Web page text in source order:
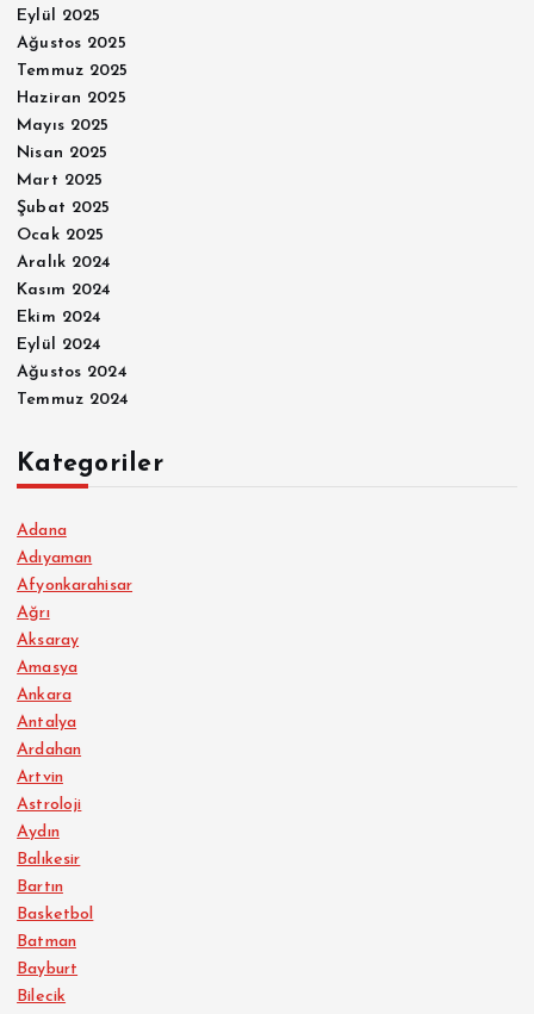
Eylül 2025
Ağustos 2025
Temmuz 2025
Haziran 2025
Mayıs 2025
Nisan 2025
Mart 2025
Şubat 2025
Ocak 2025
Aralık 2024
Kasım 2024
Ekim 2024
Eylül 2024
Ağustos 2024
Temmuz 2024
Kategoriler
Adana
Adıyaman
Afyonkarahisar
Ağrı
Aksaray
Amasya
Ankara
Antalya
Ardahan
Artvin
Astroloji
Aydın
Balıkesir
Bartın
Basketbol
Batman
Bayburt
Bilecik